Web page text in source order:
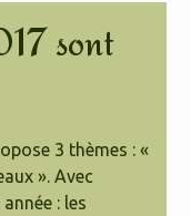
sont
3 thèmes : «
». Avec
: les